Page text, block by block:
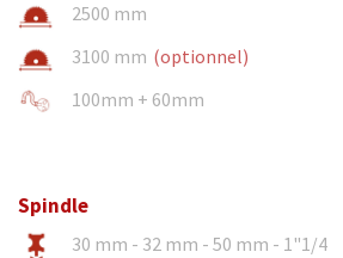
2500 mm
3100 mm (optionnel)
100mm + 60mm
Spindle
30 mm - 32 mm - 50 mm - 1"1/4